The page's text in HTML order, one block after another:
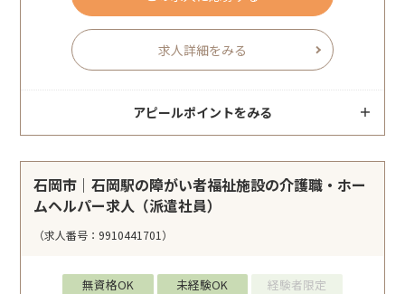
求人詳細をみる
アピールポイントをみる
石岡市｜石岡駅の障がい者福祉施設の介護職・ホー
ムヘルパー求人（派遣社員）
（求人番号：9910441701）
無資格OK 未経験OK
経験者限定